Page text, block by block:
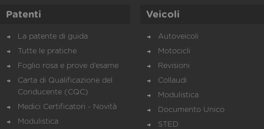
Patenti
La patente di guida
Tutte le pratiche
Foglio rosa e prove d’esame
Carta di Qualificazione del
Conducente (CQC)
Medici Certificatori - Novità
Modulistica
Veicoli
Autoveicoli
Motocicli
Revisioni
Collaudi
Modulistica
Documento Unico
STED